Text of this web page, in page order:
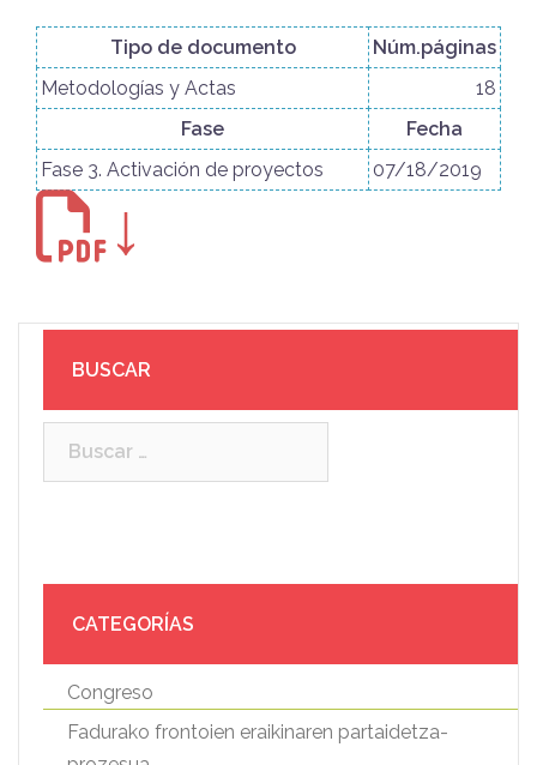
Tipo de documento
Núm.páginas
Metodologías y Actas
18
Fase
Fecha
Fase 3. Activación de proyectos
07/18/2019
↓
BUSCAR
CATEGORÍAS
Congreso
Fadurako frontoien eraikinaren partaidetza-